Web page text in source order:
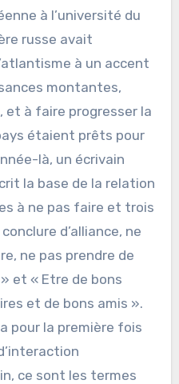
à l’université du
russe avait
à un accent
montantes,
et à faire progresser la
étaient prêts pour
là, un écrivain
la base de la relation
à ne pas faire et trois
d’alliance, ne
ne pas prendre de
et « Etre de bons
et de bons amis ».
pour la première fois
ce sont les termes